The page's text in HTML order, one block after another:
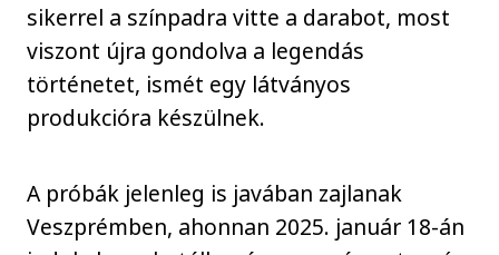
sikerrel a színpadra vitte a darabot, most
viszont újra gondolva a legendás
történetet, ismét egy látványos
produkcióra készülnek.
A próbák jelenleg is javában zajlanak
Veszprémben, ahonnan 2025. január 18-án